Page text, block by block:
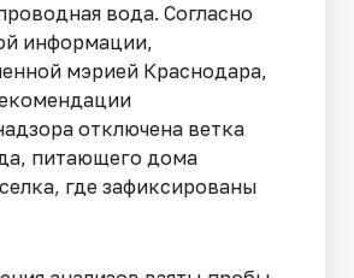
вода. Согласно
информации,
мэрией Краснодара,
отключена ветка
питающего дома
где зафиксированы